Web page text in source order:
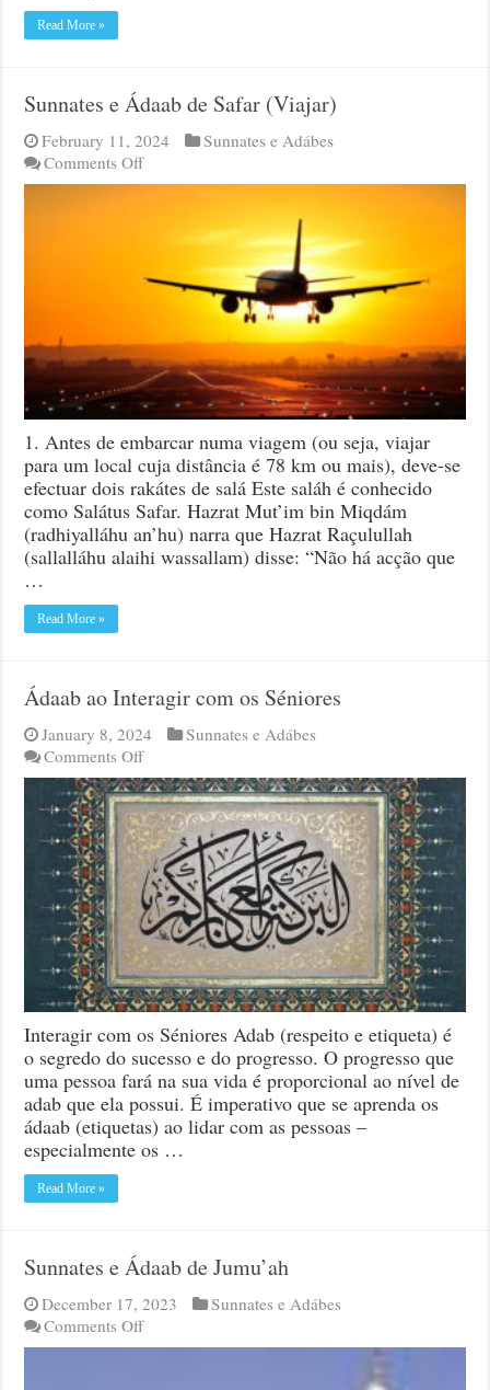
Read More »
Sunnates e Ádaab de Safar (Viajar)
February 11, 2024
Sunnates e Adábes
Comments Offon
Sunnates
(Viajar)
1. Antes de embarcar numa viagem (ou seja, viajar
para um local cuja distância é 78 km ou mais), deve-se
efectuar dois rakátes de salá Este saláh é conhecido
como Salátus Safar. Hazrat Mut’im bin Miqdám
(radhiyalláhu an’hu) narra que Hazrat Raçulullah
(sallalláhu alaihi wassallam) disse: “Não há acção que
…
Read More »
Ádaab ao Interagir com os Séniores
January 8, 2024
Sunnates e Adábes
Comments Offon
Ádaab
ao
Interagir
com
os
Séniores
Interagir com os Séniores Adab (respeito e etiqueta) é
o segredo do sucesso e do progresso. O progresso que
uma pessoa fará na sua vida é proporcional ao nível de
adab que ela possui. É imperativo que se aprenda os
ádaab (etiquetas) ao lidar com as pessoas –
especialmente os …
Read More »
Sunnates e Ádaab de Jumu’ah
December 17, 2023
Sunnates e Adábes
Comments Offon
Sunnates